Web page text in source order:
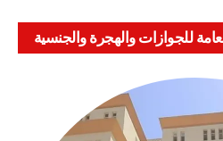
للجوازات والهجرة والجنسية